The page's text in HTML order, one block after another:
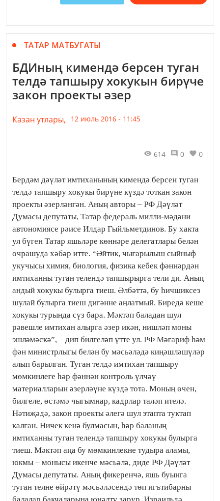
ТАТАР МАТБУГАТЫ
БДИның кимендә берсен туган
телдә тапшыру хокукын бирүче
закон проекты әзер
Казан утлары, 12 июль 2016 - 11:45
614 0 0
Бердәм дәүләт имтиханының кимендә берсен туган
телдә тапшыру хокукы бирүне күздә тоткан закон
проекты әзерләнгән. Аның авторы – РФ Дәүләт
Думасы депутаты, Татар федераль милли-мәдәни
автономиясе рәисе Илдар Гыйльметдинов. Бу хакта
ул бүген Татар яшьләре көннәре делегатлары белән
очрашуда хәбәр итте. “Әйтик, чыгарылыш сыйныф
укучысы химия, биология, физика кебек фәннәрдән
имтиханны туган телендә тапшырырга тели ди. Аның
андый хокукы булырга тиеш. Әлбәттә, бу һичшиксез
шулай булырга тиеш дигәнне аңлатмый. Биредә кеше
хокукы турында сүз бара. Мәктәп баладан шул
рәвешле имтихан алырга әзер икән, нишләп моны
эшләмәскә”, – дип билгеләп үтте ул. РФ Мәгариф һәм
фән министрлыгы белән бу мәсьәләдә киңәшләшүләр
алып барылган. Туган телдә имтихан тапшыру
мөмкинлеге һәр фәннән контроль үлчәү
материалларын әзерләүне күздә тота. Моның өчен,
билгеле, өстәмә чыгымнар, кадрлар таләп ителә.
Нәтиҗәдә, закон проекты әлегә шул этапта туктап
калган. Ничек кенә булмасын, һәр баланың
имтиханны туган телендә тапшыру хокукы булырга
тиеш. Мәктәп аңа бу мөмкинлекне тудыра аламы,
юкмы – монысы икенче мәсьәлә, диде РФ Дәүләт
Думасы депутаты. Аның фикеренчә, яшь буынга
туган телне өйрәтү мәсьәләсендә төп игътибарны